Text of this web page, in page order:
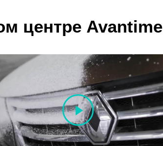
центре Avantime